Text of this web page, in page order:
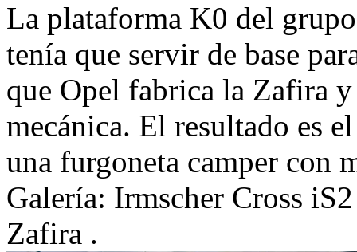
La plataforma K0 del
tenía que servir de base
que Opel fabrica la Zafira
mecánica. El resultado es
una furgoneta camper con
Galería: Irmscher Cross
Zafira .